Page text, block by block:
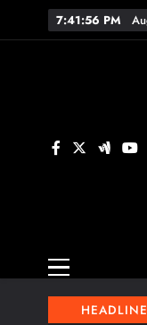
7:41:57 PM